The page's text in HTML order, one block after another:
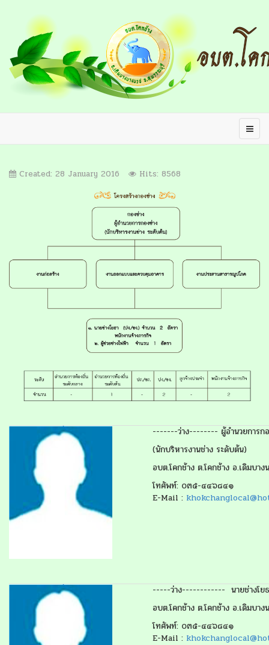
Created: 28 January 2016 Hits: 8568
-------ว่าง-------- ผู้อำนวยการก
(นักบริหารงานช่าง ระดับต้น)
อบต.โคกช้าง ต.โคกช้าง อ.เดิมบา
โทศัพท์: ๐๓๕-๔๔๖๘๔๑
E-Mail :
-----ว่าง------------ นายช่างโยธ
อบต.โคกช้าง ต.โคกช้าง อ.เดิมบา
โทศัพท์: ๐๓๕-๔๔๖๘๔๑
E-Mail :